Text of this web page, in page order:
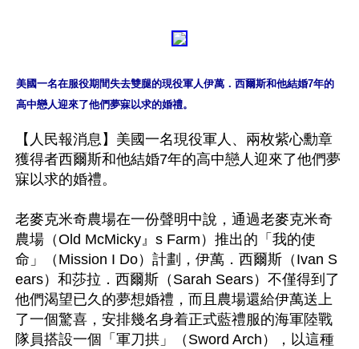
美國一名在服役期間失去雙腿的現役軍人伊萬．西爾斯和他結婚7年的
【人民報消息】美國一名現役軍人、兩枚紫心勳章
獲得者西爾斯和他結婚7年的高中戀人迎來了他們夢
寐以求的婚禮。
老麥克米奇農場在一份聲明中說，通過老麥克米奇
農場（Old McMicky』s Farm）推出的「我的使
命」（Mission I Do）計劃，伊萬．西爾斯（Ivan S
ears）和莎拉．西爾斯（Sarah Sears）不僅得到了
他們渴望已久的夢想婚禮，而且農場還給伊萬送上
了一個驚喜，安排幾名身着正式藍禮服的海軍陸戰
隊員搭設一個「軍刀拱」（Sword Arch），以這種